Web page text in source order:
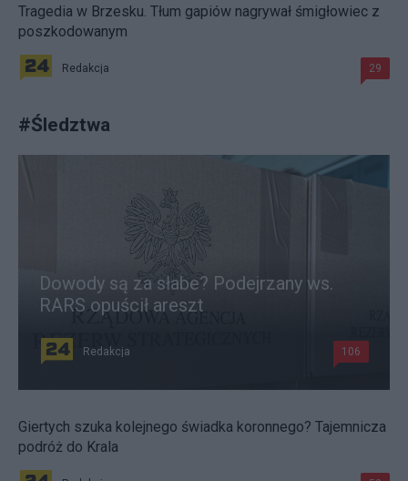
Tragedia w Brzesku. Tłum gapiów nagrywał śmigłowiec z
poszkodowanym
Redakcja 29
#Śledztwa
Dowody są za słabe? Podejrzany ws.
RARS opuścił areszt
Redakcja 106
Giertych szuka kolejnego świadka koronnego? Tajemnicza
podróż do Krala